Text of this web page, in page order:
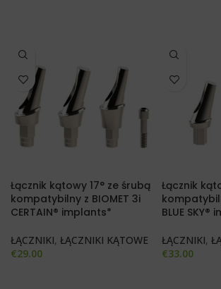
Łącznik kątowy 17° ze śrubą
kompatybilny z BIOMET 3i
CERTAIN® implants*
ŁĄCZNIKI, ŁĄCZNIKI KĄTOWE
€29.00
Łącznik
BLUE
ŁĄCZNIKI,
€33.00